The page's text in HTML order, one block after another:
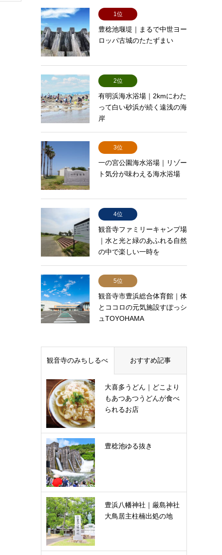
1位
豊稔池堰堤｜まるで中世ヨー
ロッパ古城のたたずまい
2位
有明浜海水浴場｜2kmにわた
って白い砂浜が続く遠浅の海
岸
3位
一の宮公園海水浴場｜リゾー
ト気分が味わえる海水浴場
4位
観音寺ファミリーキャンプ場
｜水と光と緑のあふれる自然
の中で楽しい一時を
5位
観音寺市豊浜総合体育館｜体
とココロの元気施設すぽっシ
ュTOYOHAMA
観音寺のみちしるべ おすすめ記事
大喜多うどん｜どこより
もあつあつうどんが食べ
られるお店
豊稔池ゆる抜き
豊浜八幡神社｜厳島神社
大鳥居主柱楠出処の地